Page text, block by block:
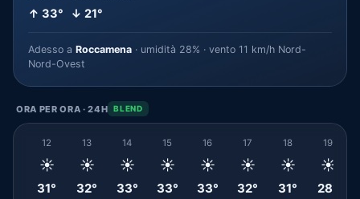
↑ 33° ↓ 21°
Adesso a Roccamena · umidità 28% · vento 11 km/h Nord-
Nord-Ovest
ORA PER ORA · 24H BLEND
12
☀️
31°
13
☀️
32°
14
☀️
33°
15
☀️
33°
16
☀️
33°
17
☀️
32°
18
☀️
31°
19
☀️
28°